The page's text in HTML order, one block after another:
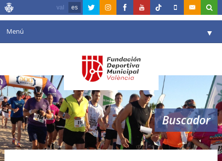
val es
Menú ▼
Agenda
Instalaciones ▼
Comunicación ▼
Valencia en deporte ▼
Buscador
valencia